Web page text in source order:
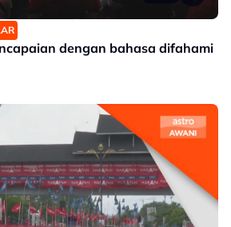
dengan bahasa difahami